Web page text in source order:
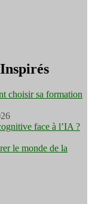
choisir sa formation
face à l’IA ?
le monde de la